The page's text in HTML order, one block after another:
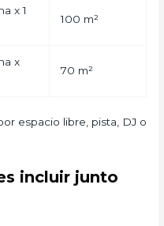
x 1
100 m²
x
70 m²
espacio libre, pista, DJ o
incluir junto